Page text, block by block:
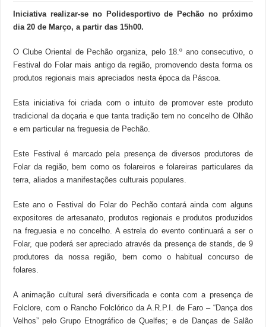
Iniciativa realizar-se no Polidesportivo de Pechão no próximo
dia 20 de Março, a partir das 15h00.
O Clube Oriental de Pechão organiza, pelo 18.º ano consecutivo, o
Festival do Folar mais antigo da região, promovendo desta forma os
produtos regionais mais apreciados nesta época da Páscoa.
Esta iniciativa foi criada com o intuito de promover este produto
tradicional da doçaria e que tanta tradição tem no concelho de Olhão
e em particular na freguesia de Pechão.
Este Festival é marcado pela presença de diversos produtores de
Folar da região, bem como os folareiros e folareiras particulares da
terra, aliados a manifestações culturais populares.
Este ano o Festival do Folar do Pechão contará ainda com alguns
expositores de artesanato, produtos regionais e produtos produzidos
na freguesia e no concelho. A estrela do evento continuará a ser o
Folar, que poderá ser apreciado através da presença de stands, de 9
produtores da nossa região, bem como o habitual concurso de
folares.
A animação cultural será diversificada e conta com a presença de
Folclore, com o Rancho Folclórico da A.R.P.I. de Faro – “Dança dos
Velhos” pelo Grupo Etnográfico de Quelfes; e de Danças de Salão